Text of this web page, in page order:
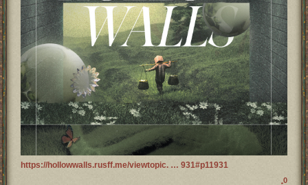
https://hollowwalls.rusff.me/viewtopic. … 931#p11931
0